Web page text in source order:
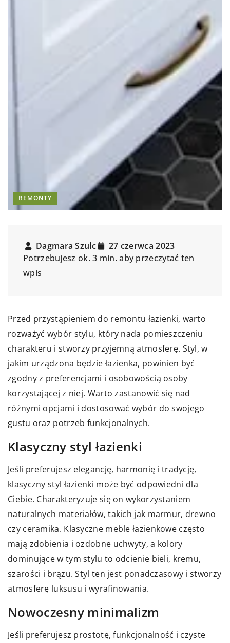
REMONTY
Dagmara Szulc
27 czerwca 2023
Potrzebujesz ok. 3 min. aby przeczytać ten
wpis
Przed przystąpieniem do remontu łazienki, warto
rozważyć wybór stylu, który nada pomieszczeniu
charakteru i stworzy przyjemną atmosferę. Styl, w
jakim urządzona będzie łazienka, powinien być
zgodny z preferencjami i osobowością osoby
korzystającej z niej. Warto zastanowić się nad
różnymi opcjami i dostosować wybór do swojego
gustu oraz potrzeb funkcjonalnych.
Klasyczny styl łazienki
Jeśli preferujesz elegancję, harmonię i tradycję,
klasyczny styl łazienki może być odpowiedni dla
Ciebie. Charakteryzuje się on wykorzystaniem
naturalnych materiałów, takich jak marmur, drewno
czy ceramika. Klasyczne meble łazienkowe często
mają zdobienia i ozdobne uchwyty, a kolory
dominujące w tym stylu to odcienie bieli, kremu,
szarości i brązu. Styl ten jest ponadczasowy i stworzy
atmosferę luksusu i wyrafinowania.
Nowoczesny minimalizm
Jeśli preferujesz prostotę, funkcjonalność i czyste